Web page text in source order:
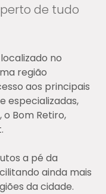
de tudo
no
região
aos principais
especializadas,
o Bom Retiro,
a pé da
ainda mais
da cidade.